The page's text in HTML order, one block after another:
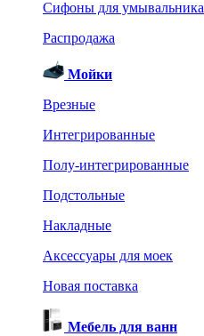
Сифоны для умывальника
Распродажа
Мойки
Врезные
Интегрированные
Полу-интегрированные
Подстольные
Накладные
Аксессуары для моек
Новая поставка
Мебель для ванн